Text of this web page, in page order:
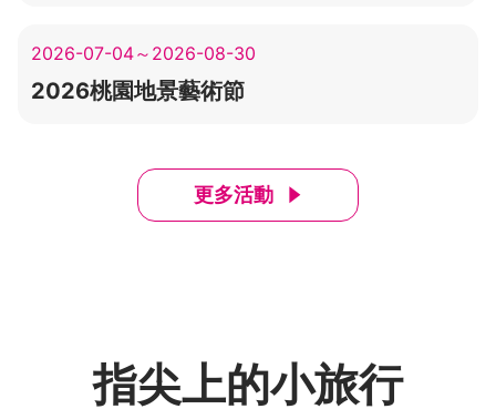
2026-07-04～2026-08-30
2026桃園地景藝術節
更多活動
指尖上的小旅行